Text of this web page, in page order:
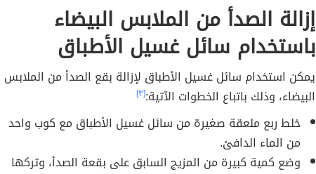
إزالة الصدأ من الملابس البيضاء
باستخدام سائل غسيل الأطباق
يمكن استخدام سائل غسيل الأطباق لإزالة بقع الصدأ من الملابس
البيضاء، وذلك باتباع الخطوات الآتية:[٣]
خلط ربع ملعقة صغيرة من سائل غسيل الأطباق مع كوب واحد
من الماء الدافئ.
وضع كمية كبيرة من المزيج السابق على بقعة الصدأ، وتركها